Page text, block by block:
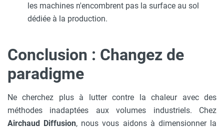
les machines n'encombrent pas la surface au sol
dédiée à la production.
Conclusion : Changez de
paradigme
Ne cherchez plus à lutter contre la chaleur avec des
méthodes inadaptées aux volumes industriels. Chez
Airchaud Diffusion, nous vous aidons à dimensionner la